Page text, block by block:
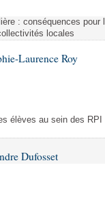
: conséquences
locales
Laurence Roy
élèves au sein des
Dufosset